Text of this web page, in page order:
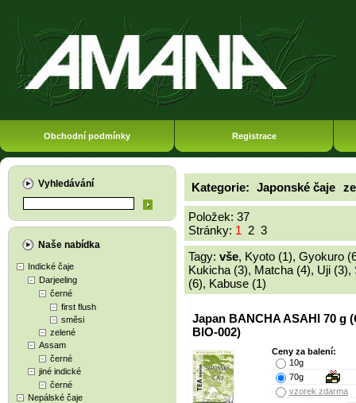
Obchodní podmínky Registrace
Vyhledávání
Naše nabídka
Indické čaje
Darjeeling
černé
first flush
směsi
zelené
Assam
černé
jiné indické
černé
Nepálské čaje
Kategorie: Japonské čaje
Položek: 37
Stránky: 1 2 3
Tagy: vše, Kyoto (1), Gyokuro
Kukicha (3), Matcha (4), Uji (3),
(6), Kabuse (1)
Japan BANCHA ASAHI 70 g
BIO-002)
Ceny za balení:
10g
70g
vzorek zdarma